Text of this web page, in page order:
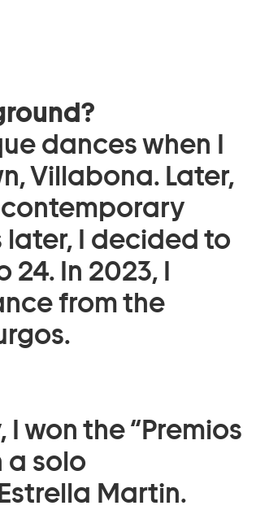
dances when I
Villabona. Later,
I decided to
In 2023, I
from the
won the “Premios
a solo
Martin.